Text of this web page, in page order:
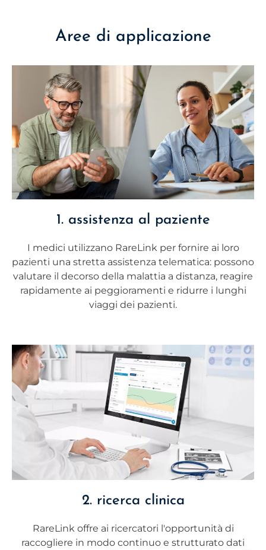
Aree di applicazione
1. assistenza al paziente
I medici utilizzano RareLink per fornire ai loro
pazienti una stretta assistenza telematica: possono
valutare il decorso della malattia a distanza, reagire
rapidamente ai peggioramenti e ridurre i lunghi
viaggi dei pazienti.
2. ricerca clinica
RareLink offre ai ricercatori l'opportunità di
raccogliere in modo continuo e strutturato dati